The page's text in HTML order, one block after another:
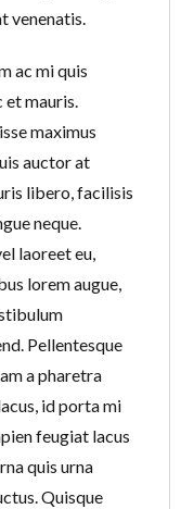
venenatis.
ac mi quis
et mauris.
maximus
auctor at
libero, facilisis
neque.
laoreet eu,
lorem augue,
Pellentesque
a pharetra
id porta mi
feugiat lacus
quis urna
Quisque